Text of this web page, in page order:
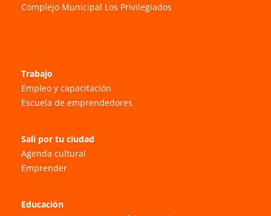
Complejo Municipal Los Privilegiados
Trabajo
Empleo y capacitación
Escuela de emprendedores
Salí por tu ciudad
Agenda cultural
Emprender
Educación